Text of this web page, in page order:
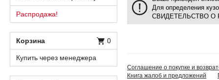
Для определения
СВИДЕТЕЛЬСТВО О
Распродажа!
Корзина 0
Купить через менеджера
Соглашение о покупке и
Книга жалоб и предложений